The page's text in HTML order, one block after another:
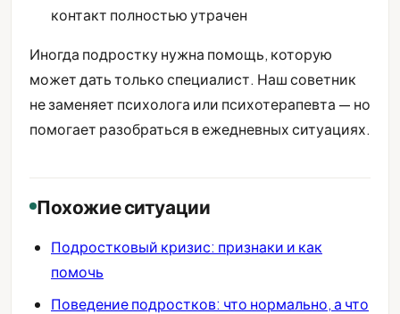
контакт полностью утрачен
Иногда подростку нужна помощь, которую
может дать только специалист. Наш советник
не заменяет психолога или психотерапевта — но
помогает разобраться в ежедневных ситуациях.
Похожие ситуации
Подростковый кризис: признаки и как
помочь
Поведение подростков: что нормально, а что